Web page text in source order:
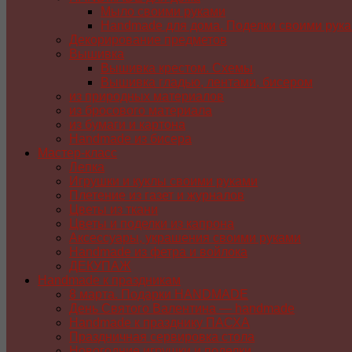
Мыло своими руками
Handmade для дома. Поделки своими
Декорирование предметов
Вышивка
Вышивка крестом. Схемы
Вышивка гладью, лентами, бисером
из природных материалов
из бросового материала
из бумаги и картона
Handmade из бисера
Мастер-класс
Лепка
Игрушки и куклы своими руками
Плетение из газет и журналов
Цветы из ткани
Цветы и поделки из капрона
Аксессуары, украшения своими руками
Handmade из фетра и войлока
ДЕКУПАЖ
Handmade к праздникам
8 марта. Подарки HANDMADE
День Святого Валентина — handmade
Handmade к празднику ПАСХA
Праздничная сервировка стола